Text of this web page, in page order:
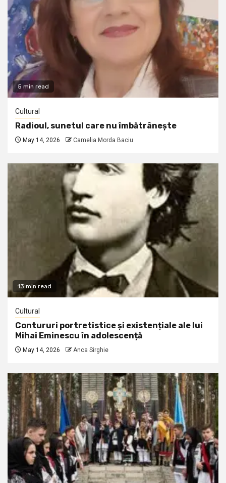
5 min read
Cultural
Radioul, sunetul care nu îmbătrânește
May 14, 2026 Camelia Morda Baciu
13 min read
Cultural
Contururi portretistice și existențiale ale lui
Mihai Eminescu în adolescență
May 14, 2026 Anca Sirghie